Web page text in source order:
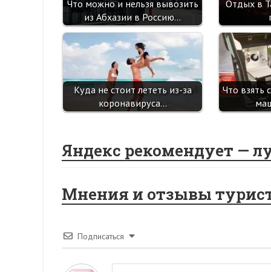
Что можно и нельзя вывозить
из Абхазии в Россию…
Отдых в
Куда не стоит лететь из-за
коронавируса…
Что взять
Яндекс рекомендует —
Мнения и отзывы
Подписаться